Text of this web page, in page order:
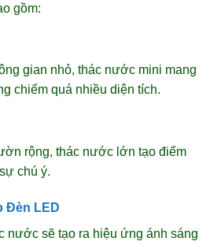
gồm:
gian nhỏ, thác nước mini mang
chiếm quá nhiều diện tích.
rộng, thác nước lớn tạo điểm
chú ý.
Đèn LED
nước sẽ tạo ra hiệu ứng ánh sáng